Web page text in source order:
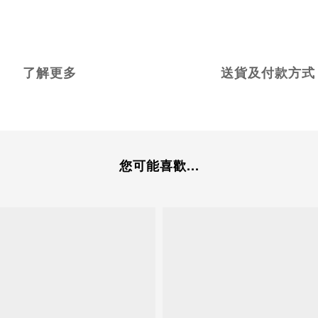
了解更多 送貨及付款方式
您可能喜歡...